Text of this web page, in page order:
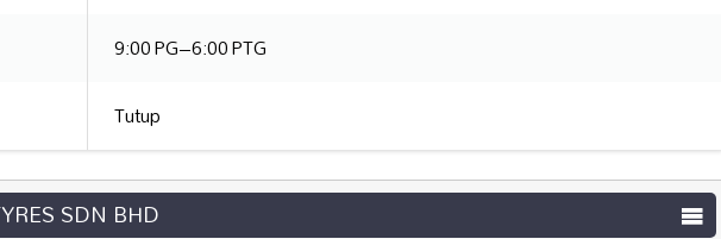
9:00 PG–6:00 PTG
Tutup
SDN BHD